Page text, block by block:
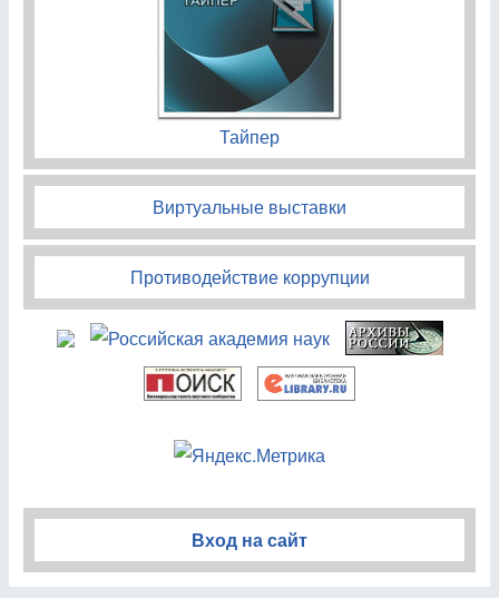
Тайпер
Виртуальные выставки
Противодействие коррупции
Вход на сайт